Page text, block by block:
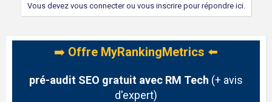
Vous devez vous connecter ou vous inscrire pour répondre ici.
➡️ Offre MyRankingMetrics ⬅️
pré-audit SEO gratuit avec RM Tech (+ avis
d'expert)